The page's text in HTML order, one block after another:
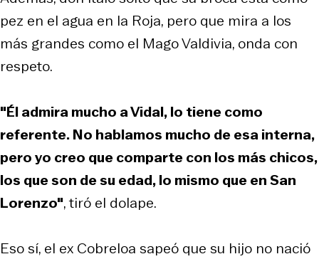
pez en el agua en la Roja, pero que mira a los
más grandes como el Mago Valdivia, onda con
respeto.
"Él admira mucho a Vidal, lo tiene como
referente. No hablamos mucho de esa interna,
pero yo creo que comparte con los más chicos,
los que son de su edad, lo mismo que en San
Lorenzo", tiró el dolape.
Eso sí, el ex Cobreloa sapeó que su hijo no nació